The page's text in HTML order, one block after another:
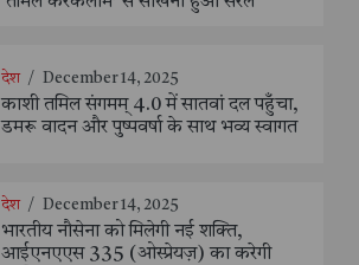
देश / December 14, 2025
काशी तमिल संगमम् 4.0 में सातवां दल पहुँचा,
डमरू वादन और पुष्पवर्षा के साथ भव्य स्वागत
देश / December 14, 2025
भारतीय नौसेना को मिलेगी नई शक्ति,
आईएनएएस 335 (ओस्प्रेयज़) का करेगी